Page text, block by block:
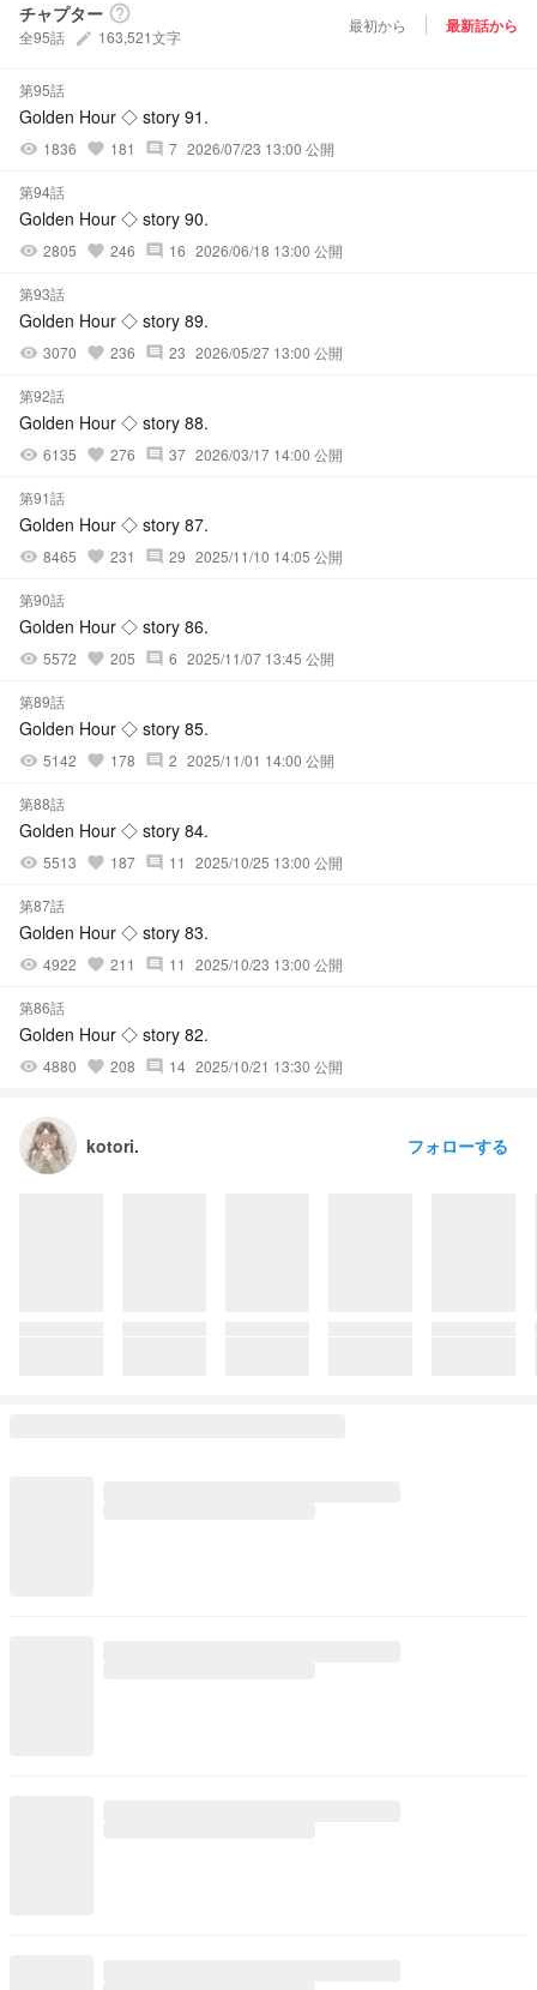
チャプター help_outline
全95話 create 163,521文字
最初から 最新話から
第95話
Golden Hour ◇ story 91.
visibility 1836 favorite 181 comment 7 2026/07/23 13:00 公開
第94話
Golden Hour ◇ story 90.
visibility 2805 favorite 246 comment 16 2026/06/18 13:00 公開
第93話
Golden Hour ◇ story 89.
visibility 3070 favorite 236 comment 23 2026/05/27 13:00 公開
第92話
Golden Hour ◇ story 88.
visibility 6135 favorite 276 comment 37 2026/03/17 14:00 公開
第91話
Golden Hour ◇ story 87.
visibility 8465 favorite 231 comment 29 2025/11/10 14:05 公開
第90話
Golden Hour ◇ story 86.
visibility 5572 favorite 205 comment 6 2025/11/07 13:45 公開
第89話
Golden Hour ◇ story 85.
visibility 5142 favorite 178 comment 2 2025/11/01 14:00 公開
第88話
Golden Hour ◇ story 84.
visibility 5513 favorite 187 comment 11 2025/10/25 13:00 公開
第87話
Golden Hour ◇ story 83.
visibility 4922 favorite 211 comment 11 2025/10/23 13:00 公開
第86話
Golden Hour ◇ story 82.
visibility 4880 favorite 208 comment 14 2025/10/21 13:30 公開
kotori. フォローする